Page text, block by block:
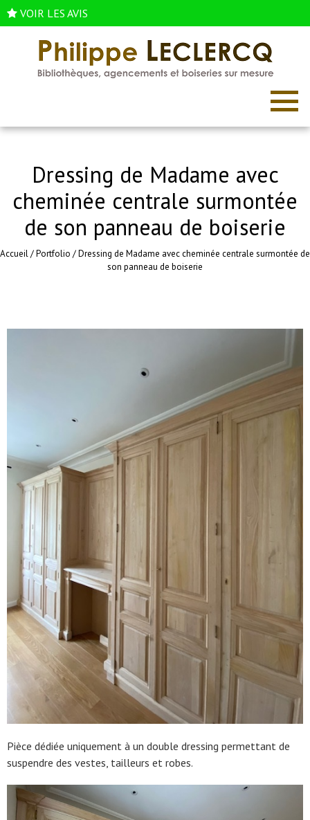
VOIR LES AVIS
Dressing de Madame avec
cheminée centrale surmontée
de son panneau de boiserie
Accueil/Portfolio /Dressing de Madame avec cheminée centrale surmontée de
son panneau de boiserie
Pièce dédiée uniquement à un double dressing permettant de
suspendre des vestes, tailleurs et robes.